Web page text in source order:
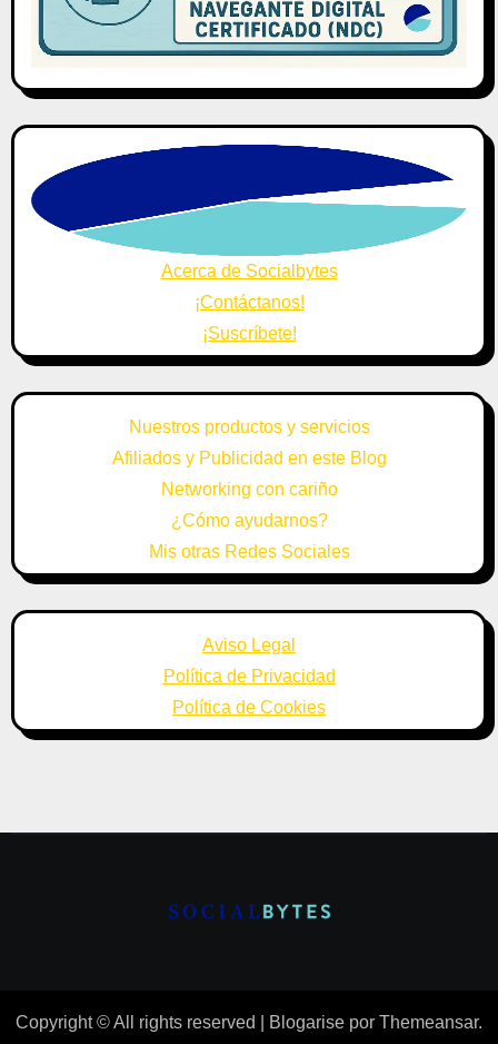
Acerca de Socialbytes
¡Contáctanos!
¡Suscríbete!
Nuestros productos y servicios
Afiliados y Publicidad en este Blog
Networking con cariño
¿Cómo ayudarnos?
Mis otras Redes Sociales
Aviso Legal
Política de Privacidad
Política de Cookies
Copyright © All rights reserved Blogarise por Themeansar.